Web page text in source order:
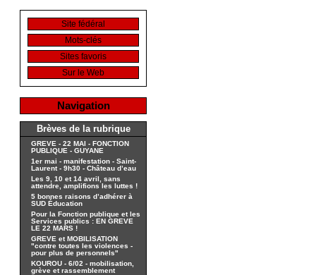
Site fédéral
Mots-clés
Sites favoris
Sur le Web
Navigation
Brèves de la rubrique
GREVE - 22 MAI - FONCTION
PUBLIQUE - GUYANE
1er mai - manifestation - Saint-
Laurent - 9h30 - Château d’eau
Les 9, 10 et 14 avril, sans
attendre, amplifions les luttes !
5 bonnes raisons d’adhérer à
SUD Éducation
Pour la Fonction publique et les
Services publics : EN GREVE
LE 22 MARS !
GREVE et MOBILISATION
"contre toutes les violences -
pour plus de personnels"
KOUROU - 6/02 - mobilisation,
grève et rassemblement